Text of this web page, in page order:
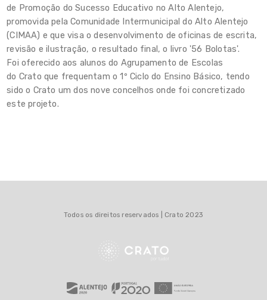
Carta Educativa
Rede Escolar
Projetos
Estudo Digital
de Promoção do Sucesso Educativo no Alto Alentejo,
promovida pela Comunidade Intermunicipal do Alto Alentejo
(CIMAA) e que visa o desenvolvimento de oficinas de escrita,
revisão e ilustração, o resultado final, o livro '56 Bolotas'.
Foi oferecido aos alunos do Agrupamento de Escolas
do Crato que frequentam o 1º Ciclo do Ensino Básico, tendo
sido o Crato um dos nove concelhos onde foi concretizado
este projeto.
Todos os direitos reservados | Crato 2023